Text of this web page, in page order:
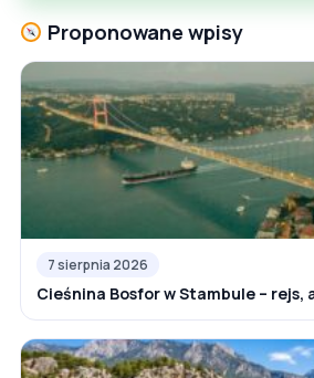
Proponowane wpisy
7 sierpnia 2026
Cieśnina Bosfor w Stambule – rejs,